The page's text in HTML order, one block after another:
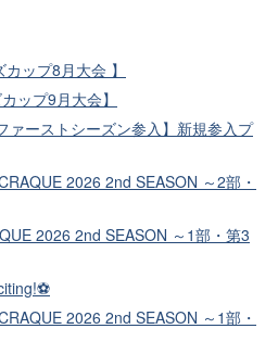
ップ8月大会 】
ップ9月大会】
ァーストシーズン参入】新規参入プ
2026 2nd SEASON ～2部・
2026 2nd SEASON ～1部・第3
2026 2nd SEASON ～1部・